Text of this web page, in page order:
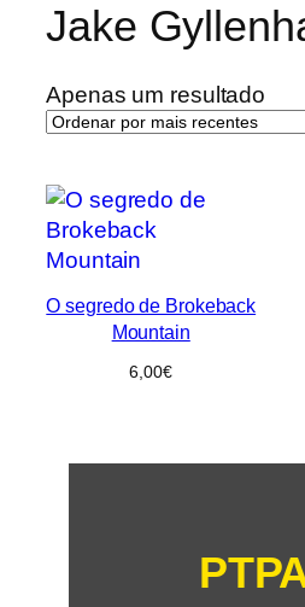
Jake
Apenas um resultado
O segredo de Brokeback
Mountain
6,00€